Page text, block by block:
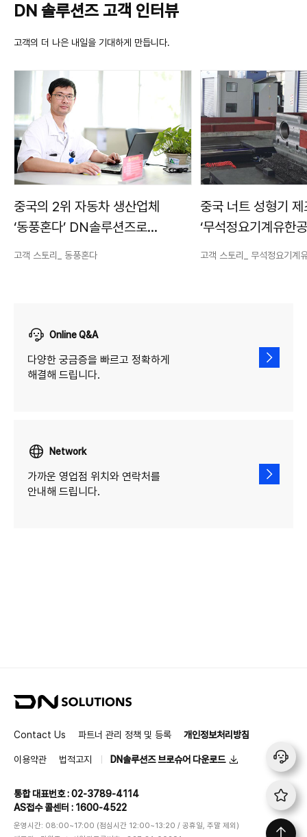
DN 솔루션즈 고객 인터뷰
고객의 더 나은 내일을 기대하게 만듭니다.
중국의 2위 자동차 생산업체
‘동풍혼다’ DN솔루션즈로
고생산성, 고품질 실현
고객 스토리_ 동풍혼다
중국 너트 성형기 제
‘무석정요기계유한
‘DN솔루션즈’에서
고객 스토리_ 무석정요기계
Online Q&A
다양한 궁금증을 빠르고 정확하게
해결해 드립니다.
Network
가까운 영업점 위치와 연락처를
안내해 드립니다.
D
S
l
i
o
n
Contact Us 파트너 관리 정책 및 등록 개인정보처리방침
이용약관 법적고지 DN솔루션즈 브로슈어 다운로드
통합 대표번호 : 02-3789-4114
AS접수 콜센터 : 1600-4522
운영시간: 08:00~17:00 (점심시간 12:00~13:20 / 공휴일, 주말 제외)